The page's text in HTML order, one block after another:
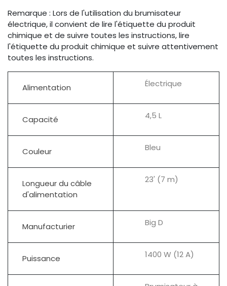
Remarque : Lors de l'utilisation du brumisateur
électrique, il convient de lire l'étiquette du produit
chimique et de suivre toutes les instructions, lire
l'étiquette du produit chimique et suivre attentivement
toutes les instructions.
Alimentation Électrique
Capacité 4,5 L
Couleur Bleu
Longueur du câble
d'alimentation
23' (7 m)
Manufacturier Big D
Puissance 1400 W (12 A)